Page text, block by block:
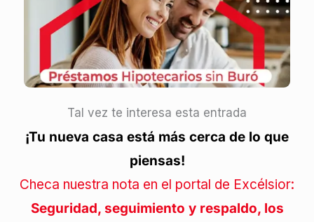
Tal vez te interesa esta entrada
¡Tu nueva casa está más cerca de lo que
piensas!
Checa nuestra nota en el portal de Excélsior:
Seguridad, seguimiento y respaldo, los